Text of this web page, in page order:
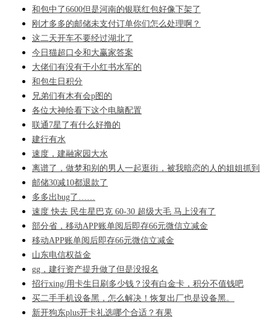
和包中了6600但是河南的银联红包好像下架了
刚才多多的邮储未支付订单你们怎么处理啊？
这二天开车不要经过湖北了
今日猫超口令和大赢家答案
大佬们有没有干小红书水军的
和包生日积分
兄弟们有木有会p图的
各位大神给看下这个电脑配置
联通7星了有什么好撸的
建行有水
速度，建融家园大水
离谱了，做梦和别的男人一起逛街，被我暗恋的人的姐姐抓到
邮储30减10都退款了
多多出bug了……
速度 快去 民生星巴克 60-30 超级大毛 马上没有了
部分省，移动APP账单阅后即存66元微信立减金
移动APP账单阅后即存66元微信立减金
山东电信权益金
gg，建行资产提升做了但是没报名
招行xing/用卡生日刷多少钱？没有白金卡，积分不值钱吧
买二手手机设备黑，怎么解决！恢复出厂也是设备黑。
新开狗东plus开卡礼选哪个合适？有果